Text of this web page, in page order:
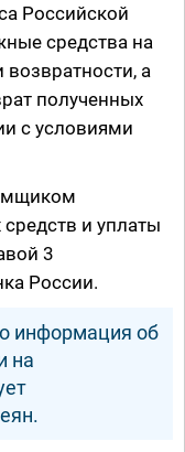
Российской
средства на
возвратности, а
полученных
с условиями
и уплаты
3
России.
информация об
на